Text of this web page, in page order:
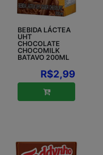
BEBIDA LÁCTEA
UHT
CHOCOLATE
CHOCOMILK
BATAVO 200ML
R$2,99